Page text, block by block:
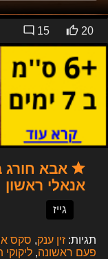
20
15
אבא חורג
אנאלי ראשון
גייז
תגיות: זין ענק, סקס
פעם ראשונה,